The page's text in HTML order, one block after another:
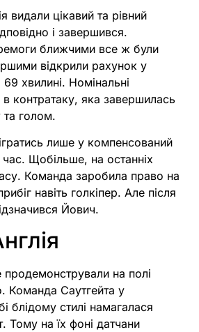
видали цікавий та рівний
і завершився.
ближчими все ж були
відкрили рахунок у
хвилині. Номінальні
в контратаку, яка завершилась
голом.
лише у компенсований
Щобільше, на останніх
Команда заробила право на
навіть голкіпер. Але після
Йович.
продемонстрували на полі
Команда Саутгейта у
блідому стилі намагалася
Тому на їх фоні датчани